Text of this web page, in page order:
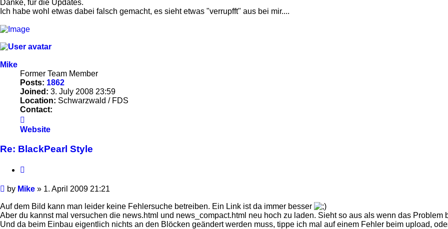
Danke, für die Updates.
Ich habe wohl etwas dabei falsch gemacht, es sieht etwas "verrupfft" aus bei mir....
Mike
Former Team Member
Posts: 1862
Joined: 3. July 2008 23:59
Location: Schwarzwald / FDS
Contact:
Mike
Website
Re: BlackPearl Style
Post
by Mike » 1. April 2009 21:21
Auf dem Bild kann man leider keine Fehlersuche betreiben. Ein Link ist da immer besser
Aber du kannst mal versuchen die news.html und news_compact.html neu hoch zu laden. Sieht so aus als wenn das Problem
Und da beim Einbau eigentlich nichts an den Blöcken geändert werden muss, tippe ich mal auf einem Fehler beim upload,